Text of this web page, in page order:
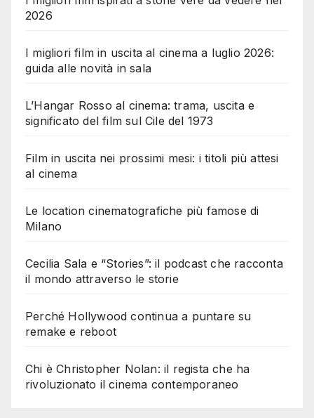
2026
I migliori film in uscita al cinema a luglio 2026:
guida alle novità in sala
L’Hangar Rosso al cinema: trama, uscita e
significato del film sul Cile del 1973
Film in uscita nei prossimi mesi: i titoli più attesi
al cinema
Le location cinematografiche più famose di
Milano
Cecilia Sala e “Stories”: il podcast che racconta
il mondo attraverso le storie
Perché Hollywood continua a puntare su
remake e reboot
Chi è Christopher Nolan: il regista che ha
rivoluzionato il cinema contemporaneo